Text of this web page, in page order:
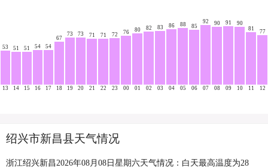
53
13
51
14
51
15
54
16
54
17
67
18
73
19
73
20
71
21
71
22
72
23
76
00
80
01
82
02
83
03
86
04
88
05
85
06
92
07
90
08
91
09
90
10
81
11
77
12
绍兴市新昌县天气情况
浙江绍兴新昌2026年08月08日星期六天气情况：白天最高温度为28